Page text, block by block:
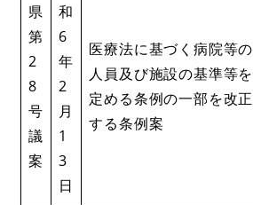
県
第
2
8
号
議
案
和
6
年
2
月
1
3
日
​​医療法に基づく病院等の
人員及び施設の基準等を
定める条例の一部を改正
する条例案